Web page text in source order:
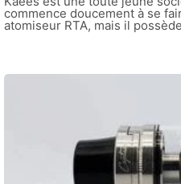
commence doucement à se
atomiseur RTA, mais il